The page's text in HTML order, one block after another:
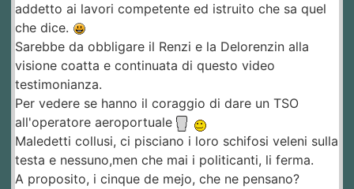
addetto ai lavori competente ed istruito che sa quel
che dice.
Sarebbe da obbligare il Renzi e la Delorenzin alla
visione coatta e continuata di questo video
testimonianza.
Per vedere se hanno il coraggio di dare un TSO
all'operatore aeroportuale
Maledetti collusi, ci pisciano i loro schifosi veleni sulla
testa e nessuno,men che mai i politicanti, li ferma.
A proposito, i cinque de mejo, che ne pensano?